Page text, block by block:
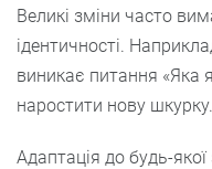
Великі зміни часто
ідентичності.
виникає питання «Яка
наростити нову шкурку.
Адаптація до будь-